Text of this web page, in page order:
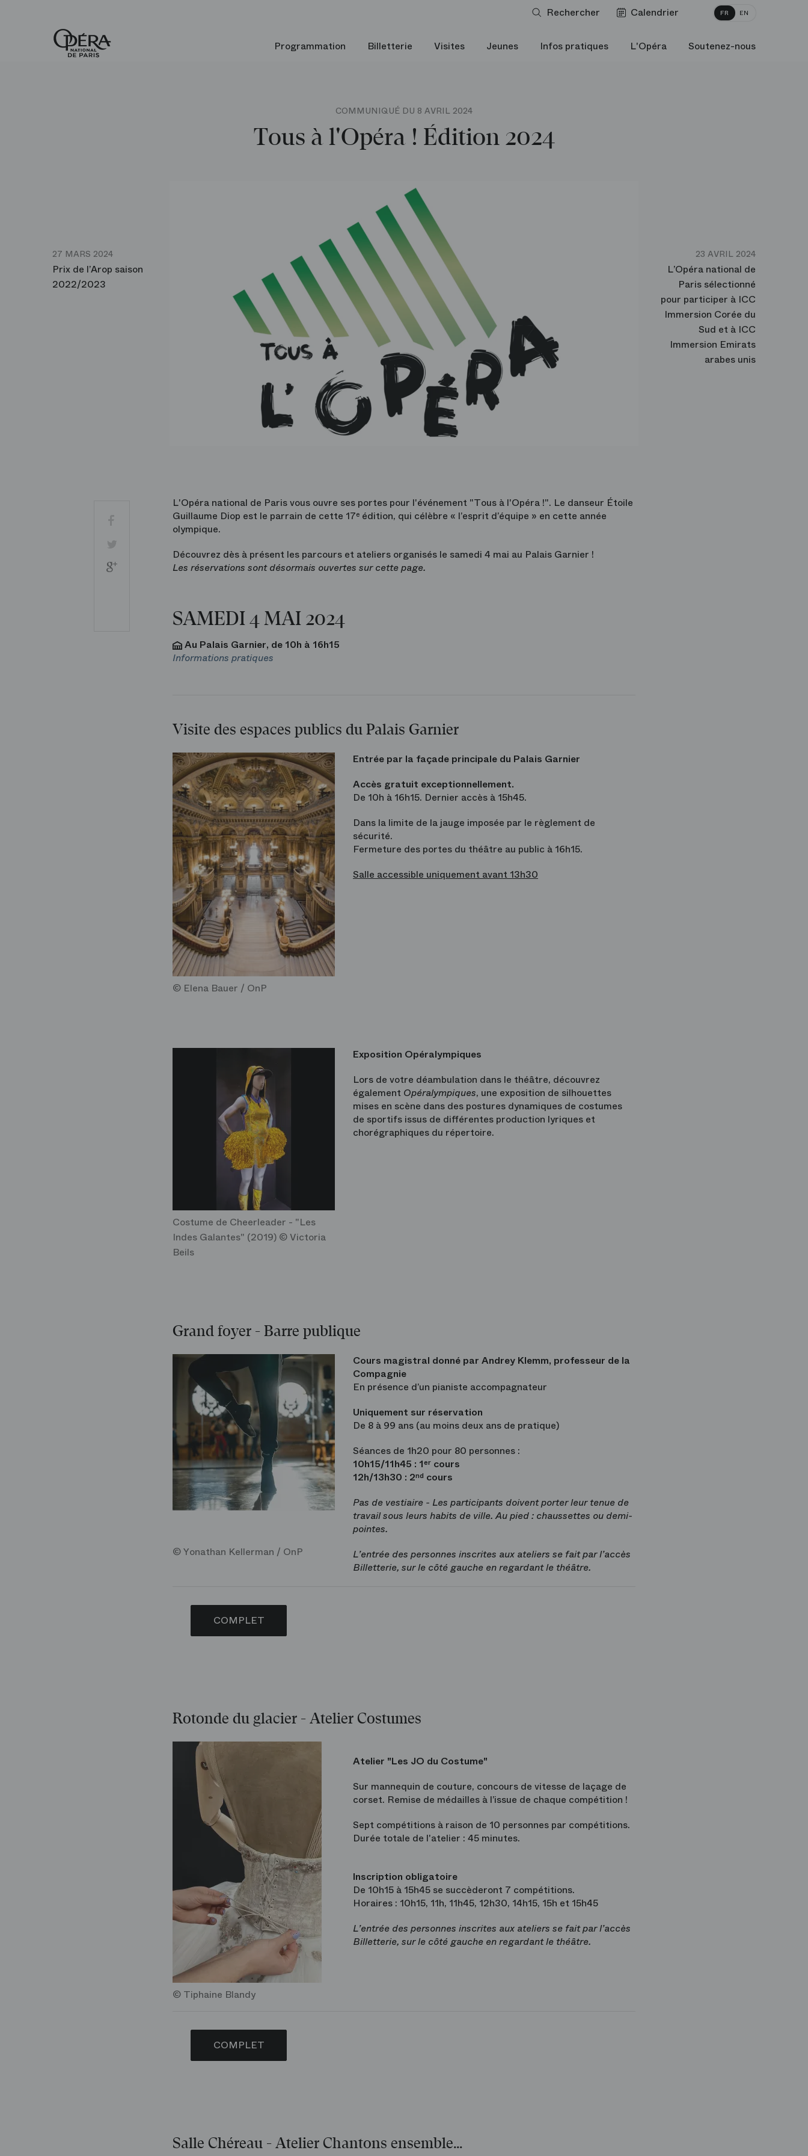
Rechercher Calendrier FR EN
Accueil
-
Opéra
national
Programmation Billetterie Visites Jeunes Infos pratiques L'Opéra Soutenez-nous
COMMUNIQUÉ DU 8 AVRIL 2024
Tous à l'Opéra ! Édition 2024
27 MARS 2024
Prix de l’Arop saison
2022/2023
23 AVRIL 2024
L’Opéra national de
Paris sélectionné
pour participer à ICC
Immersion Corée du
Sud et à ICC
Immersion Emirats
arabes unis
Facebook
Twitter
Google
+
L'Opéra national de Paris vous ouvre ses portes pour l'événement "Tous à l'Opéra !". Le danseur Étoile
Guillaume Diop est le parrain de cette 17e édition, qui célèbre « l’esprit d’équipe » en cette année
olympique.
Découvrez dès à présent les parcours et ateliers organisés le samedi 4 mai au Palais Garnier !
Les réservations sont désormais ouvertes sur cette page.
SAMEDI 4 MAI 2024
Au Palais Garnier, de 10h à 16h15
Informations pratiques
Visite des espaces publics du Palais Garnier
© Elena Bauer / OnP
Entrée par la façade principale du Palais Garnier
Accès gratuit exceptionnellement.
De 10h à 16h15. Dernier accès à 15h45.
Dans la limite de la jauge imposée par le règlement de
sécurité.
Fermeture des portes du théâtre au public à 16h15.
Salle accessible uniquement avant 13h30
Costume de Cheerleader - "Les
Indes Galantes" (2019) © Victoria
Beils
Exposition Opéralympiques
Lors de votre déambulation dans le théâtre, découvrez
également Opéralympiques, une exposition de silhouettes
mises en scène dans des postures dynamiques de costumes
de sportifs issus de différentes production lyriques et
chorégraphiques du répertoire.
Grand foyer - Barre publique
© Yonathan Kellerman / OnP
Cours magistral donné par Andrey Klemm, professeur de la
Compagnie
En présence d’un pianiste accompagnateur
Uniquement sur réservation
De 8 à 99 ans (au moins deux ans de pratique)
Séances de 1h20 pour 80 personnes :
10h15/11h45 : 1er cours
12h/13h30 : 2nd cours
Pas de vestiaire - Les participants doivent porter leur tenue de
travail sous leurs habits de ville. Au pied : chaussettes ou demi-
pointes.
L’entrée des personnes inscrites aux ateliers se fait par l’accès
Billetterie, sur le côté gauche en regardant le théâtre.
COMPLET
Rotonde du glacier - Atelier Costumes
© Tiphaine Blandy
Atelier "Les JO du Costume"
Sur mannequin de couture, concours de vitesse de laçage de
corset. Remise de médailles à l’issue de chaque compétition !
Sept compétitions à raison de 10 personnes par compétitions.
Durée totale de l'atelier : 45 minutes.
Inscription obligatoire
De 10h15 à 15h45 se succèderont 7 compétitions.
Horaires : 10h15, 11h, 11h45, 12h30, 14h15, 15h et 15h45
L’entrée des personnes inscrites aux ateliers se fait par l’accès
Billetterie, sur le côté gauche en regardant le théâtre.
COMPLET
Salle Chéreau - Atelier Chantons ensemble…